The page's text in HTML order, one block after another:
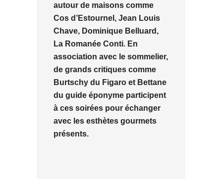
autour de maisons comme
Cos d’Estournel, Jean Louis
Chave, Dominique Belluard,
La Romanée Conti. En
association avec le sommelier,
de grands critiques comme
Burtschy du Figaro et Bettane
du guide éponyme participent
à ces soirées pour échanger
avec les esthètes gourmets
présents.